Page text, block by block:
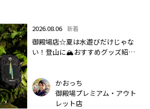
2026.08.06 新着
御殿場店☆夏は水遊びだけじゃな
い！登山に🏔おすすめグッズ紹介
かおっち
御殿場プレミアム・アウト
レット店